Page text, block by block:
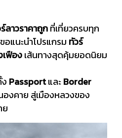
ลาวราคาถูกที่เที่ยวครบทุก
อแนะนำโปรแกรม ทัวร์
เฟืองเส้นทางสุดคุ้มยอดนิยม
PassportและBorder
งคาย สู่เมืองหลวงของ
ย